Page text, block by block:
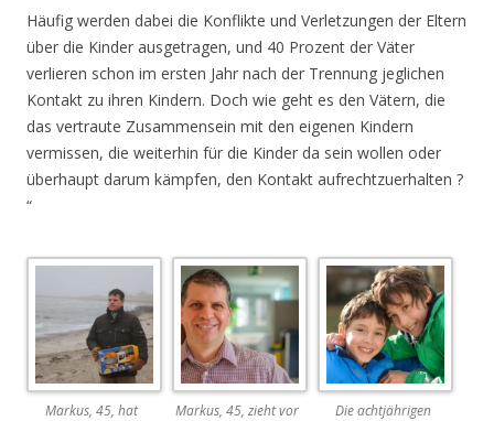
Häufig werden dabei die Konflikte und Verletzungen der Eltern
über die Kinder ausgetragen, und 40 Prozent der Väter
verlieren schon im ersten Jahr nach der Trennung jeglichen
Kontakt zu ihren Kindern. Doch wie geht es den Vätern, die
das vertraute Zusammensein mit den eigenen Kindern
vermissen, die weiterhin für die Kinder da sein wollen oder
überhaupt darum kämpfen, den Kontakt aufrechtzuerhalten ?
“
Markus, 45, hat
Markus, 45, zieht vor
Die achtjährigen